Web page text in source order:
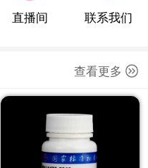
直播间 联系我们
查看更多